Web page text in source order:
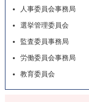
人事委員会事務局
選挙管理委員会
監査委員事務局
労働委員会事務局
教育委員会